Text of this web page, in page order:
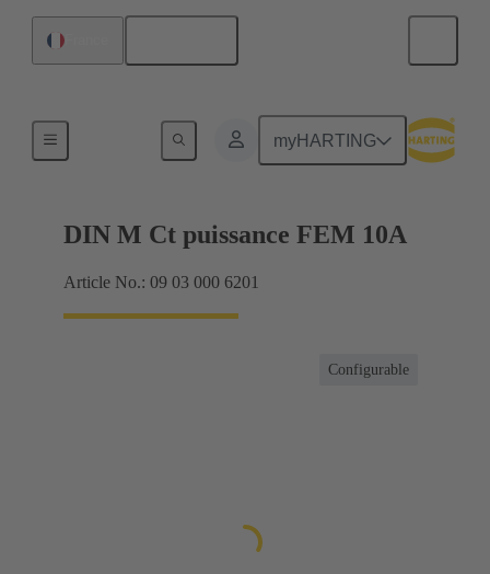
myHARTING
DIN M Ct puissance FEM 10A
Article No.: 09 03 000 6201
Configurable